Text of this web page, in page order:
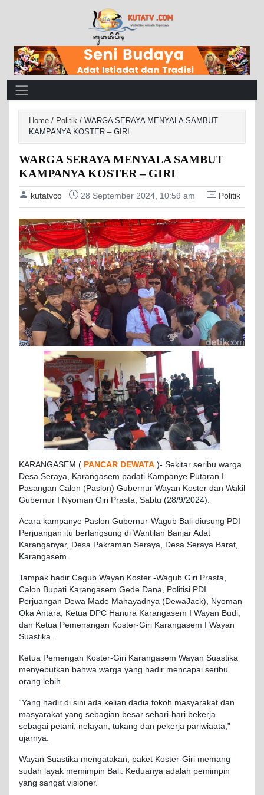
Main Navigation
Home / Politik / WARGA SERAYA MENYALA SAMBUT
KAMPANYA KOSTER – GIRI
WARGA SERAYA MENYALA SAMBUT
KAMPANYA KOSTER – GIRI
kutatvco 28 September 2024, 10:59 am Politik
KARANGASEM ( PANCAR DEWATA )- Sekitar seribu warga
Desa Seraya, Karangasem padati Kampanye Putaran I
Pasangan Calon (Paslon) Gubernur Wayan Koster dan Wakil
Gubernur I Nyoman Giri Prasta, Sabtu (28/9/2024).
Acara kampanye Paslon Gubernur-Wagub Bali diusung PDI
Perjuangan itu berlangsung di Wantilan Banjar Adat
Karanganyar, Desa Pakraman Seraya, Desa Seraya Barat,
Karangasem.
Tampak hadir Cagub Wayan Koster -Wagub Giri Prasta,
Calon Bupati Karangasem Gede Dana, Politisi PDI
Perjuangan Dewa Made Mahayadnya (DewaJack), Nyoman
Oka Antara, Ketua DPC Hanura Karangasem I Wayan Budi,
dan Ketua Pemenangan Koster-Giri Karangasem I Wayan
Suastika.
Ketua Pemengan Koster-Giri Karangasem Wayan Suastika
menyebutkan bahwa warga yang hadir mencapai seribu
orang lebih.
“Yang hadir di sini ada kelian dadia tokoh masyarakat dan
masyarakat yang sebagian besar sehari-hari bekerja
sebagai petani, nelayan, tukang dan pekerja pariwiaata,”
ujarnya.
Wayan Suastika mengatakan, paket Koster-Giri memang
sudah layak memimpin Bali. Keduanya adalah pemimpin
yang sangat visioner.